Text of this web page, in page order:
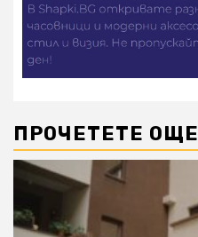
ПРОЧЕТЕТЕ ОЩЕ